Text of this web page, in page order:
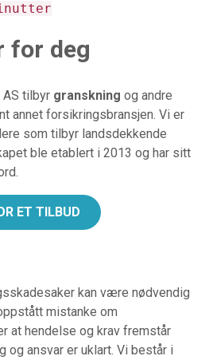
for deg
AS tilbyr granskning og andre
annet forsikringsbransjen. Vi er
som tilbyr landsdekkende
ble etablert i 2013 og har sitt
ET TILBUD
kan være nødvendig
mistanke om
at hendelse og krav fremstår
og ansvar er uklart. Vi består i